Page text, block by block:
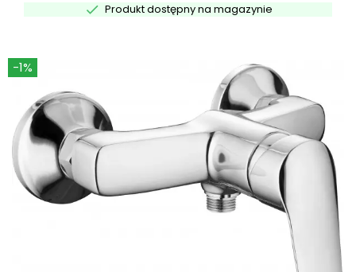
 Produkt dostępny na magazynie
-1%